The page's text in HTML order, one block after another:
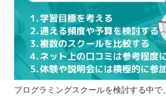
料金
プログラミングスクールに通う
仕事にも役立つ専門的な
講師と他の学生と交流す
キャリアサポートをして
プログラミングスクールを検討する中で